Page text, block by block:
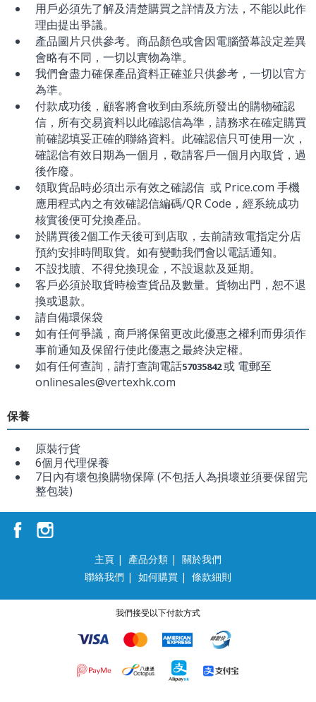
用戶必須先了解及清楚購買之詳情及方法，不能以此作
理由提出爭議。
產品圖片只供參考。商品顏色或會因電腦螢幕設定差異
會略有不同，一切以實物為準。
我們會盡力確保產品資料正確並只供參考，一切以官方
為準。
付款成功後，顧客將會收到由系統所發出的購物確認
信，所有交易資料以此確認信為準，請務求在確定購買
前確認填妥正確的聯絡資料。此確認信只可使用一次，
確認信有效日期為一個月，敬請客戶一個月內取貨，過
後作廢。
領取貨品時必須出示有效之確認信 或 Price.com 手機
應用程式內之有效確認信編碼/QR Code，經系統成功
核實後便可兌換產品。
於購買後2個工作天後可到店取，去前請致電指定分店
預約安排時間取貨。如有變動我們會以電話通知。
不設找贖、不得兌換現金，不設退款及延期。
客戶必須於取貨時檢查貨品及數量。貨物出門，恕不退
換或退款。
請自備環保袋
如有任何爭議，商戶將保留更改此優惠之權利而毋須作
事前通知及保留行使此優惠之最終決定權。
如有任何查詢，請打查詢電話57035842或 電郵至
onlinesales@vertexhk.com
保養
原裝行貨
6個月代理保養
7日內有壞包換購物保障 (不包括人為損壞並須要保留完
整包裝)
主頁 | 產品分類 | 關於我們
聯絡我們 | 如何購買 | 條款細則
我們接受以下付款方式